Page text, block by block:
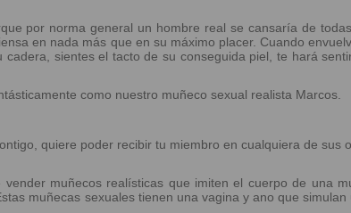
por norma general un hombre real se cansaría de
en nada más que en su máximo placer. Cuando
sientes el tacto de su conseguida piel, te hará
como nuestro muñeco sexual realista Marcos.
quiere poder recibir tu miembro en cualquiera de sus
muñecos realísticas que imiten el cuerpo de una
muñecas sexuales tienen una vagina y ano que